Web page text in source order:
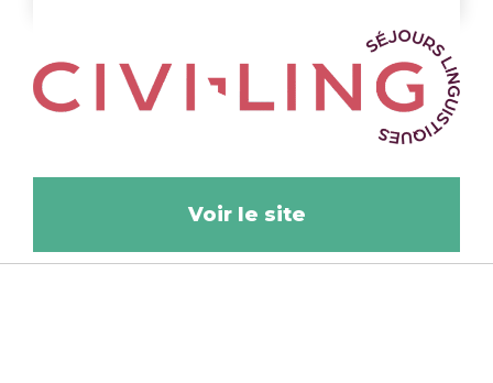
Voir le site